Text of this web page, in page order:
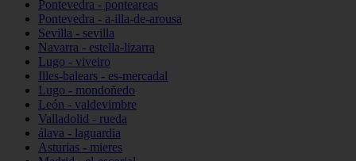
Pontevedra - ponteareas
Pontevedra - a-illa-de-arousa
Sevilla - sevilla
Navarra - estella-lizarra
Lugo - viveiro
Illes-balears - es-mercadal
Lugo - mondoñedo
León - valdevimbre
Valladolid - rueda
álava - laguardia
Asturias - mieres